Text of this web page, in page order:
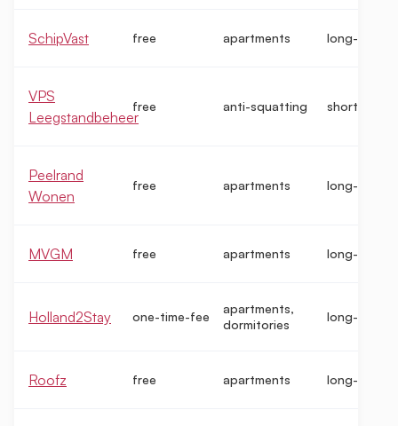
SchipVast free apartments long-term
VPS
Leegstandbeheer
free anti-squatting short-term
Peelrand
Wonen
free apartments long-term
MVGM free apartments long-term
Holland2Stay one-time-fee
apartments,
dormitories
long-term
Roofz free apartments long-term